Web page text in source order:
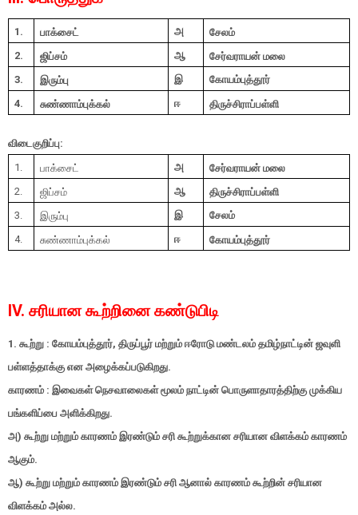
1. பாக்சைட் அ
சேலம்
2.
ஜிப்சம் ஆ
சேர்வராயன் மலை
3.
இரும்பு இ
கோயம்புத்தூர்
4.
சுண்ணாம்புக்கல் ஈ திருச்சிராப்பள்ளி
விடைகுறிப்பு:
1.
பாக்சைட் அ
சேர்வராயன் மலை
2.
ஜிப்சம் ஆ
திருச்சிராப்பள்ளி
3.
இரும்பு இ
சேலம்
4.
சுண்ணாம்புக்கல் ஈ கோயம்புத்தூர்
IV. சரியான கூற்றினை கண்டுபிடி
1. கூற்று : கோயம்புத்தூர், திருப்பூர் மற்றும் ஈரோடு மண்டலம் தமிழ்நாட்டின் ஜவுளி
பள்ளத்தாக்கு என அழைக்கப்படுகிறது.
காரணம் : இவைகள் நெசவாலைகள் மூலம் நாட்டின் பொருளாதாரத்திற்கு முக்கிய
பங்களிப்பை அளிக்கிறது.
அ) கூற்று மற்றும் காரணம் இரண்டும் சரி கூற்றுக்கான சரியான விளக்கம் காரணம்
ஆகும்.
ஆ) கூற்று மற்றும் காரணம் இரண்டும் சரி ஆனால் காரணம் கூற்றின் சரியான
விளக்கம் அல்ல.